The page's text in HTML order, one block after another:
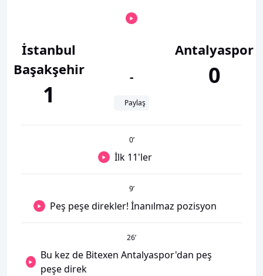
İstanbul
Başakşehir
1
-
Paylaş
Antalyaspor
0
0’
İlk 11'ler
9’
Peş peşe direkler! İnanılmaz pozisyon
26’
Bu kez de Bitexen Antalyaspor'dan peş
peşe direk